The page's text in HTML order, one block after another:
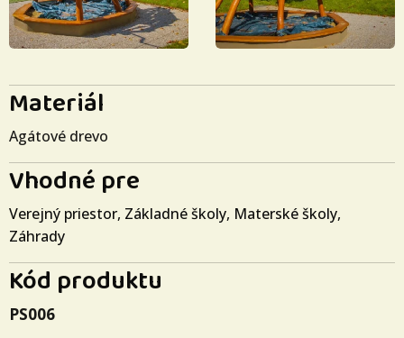
Materiál
Agátové drevo
Vhodné pre
Verejný priestor, Základné školy, Materské školy,
Záhrady
Kód produktu
PS006